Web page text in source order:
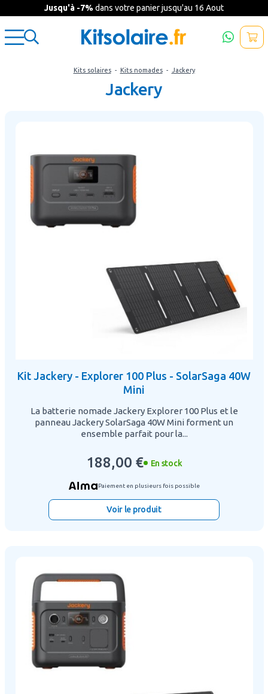
Jusqu'à -7% dans votre panier jusqu'au 16 Aout
Kits solaires- Kits nomades- Jackery
Jackery
Kit Jackery - Explorer 100 Plus - SolarSaga 40W
Mini
La batterie nomade Jackery Explorer 100 Plus et le
panneau Jackery SolarSaga 40W Mini forment un
ensemble parfait pour la...
188,00 € En stock
Paiement en plusieurs fois possible
Voir le produit